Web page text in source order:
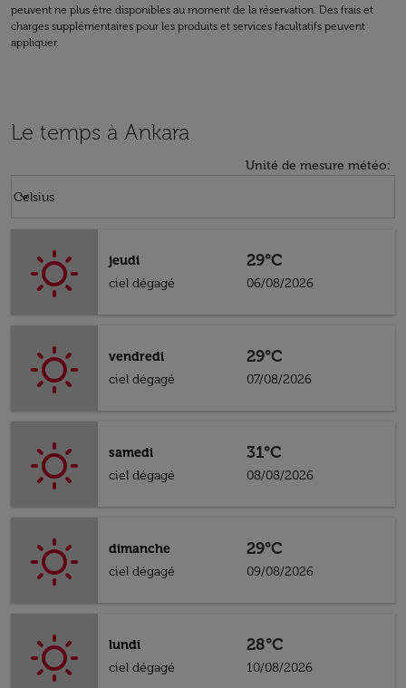
peuvent ne plus être disponibles au moment de la réservation. Des frais et
charges supplémentaires pour les produits et services facultatifs peuvent
appliquer.
Le temps à Ankara
Unité de mesure météo:
Celsius
keyboard_arrow_down
jeudi
ciel dégagé
29°C
06/08/2026
vendredi
ciel dégagé
29°C
07/08/2026
samedi
ciel dégagé
31°C
08/08/2026
dimanche
ciel dégagé
29°C
09/08/2026
lundi
ciel dégagé
28°C
10/08/2026